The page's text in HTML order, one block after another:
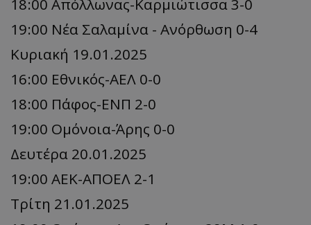
18:00 Απόλλωνας-Καρμιώτισσα 3-0
19:00 Νέα Σαλαμίνα - Ανόρθωση 0-4
Κυριακή 19.01.2025
16:00 Εθνικός-ΑΕΛ 0-0
18:00 Πάφος-ΕΝΠ 2-0
19:00 Ομόνοια-Άρης 0-0
Δευτέρα 20.01.2025
19:00 ΑΕΚ-ΑΠΟΕΛ 2-1
Τρίτη 21.01.2025